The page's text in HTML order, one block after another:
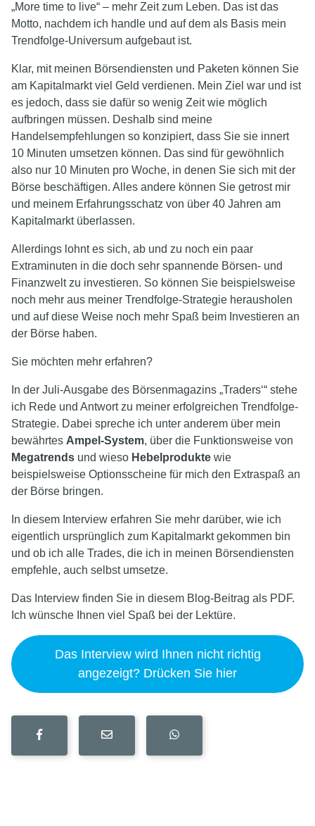
„More time to live“ – mehr Zeit zum Leben. Das ist das
Motto, nachdem ich handle und auf dem als Basis mein
Trendfolge-Universum aufgebaut ist.
Klar, mit meinen Börsendiensten und Paketen können Sie
am Kapitalmarkt viel Geld verdienen. Mein Ziel war und ist
es jedoch, dass sie dafür so wenig Zeit wie möglich
aufbringen müssen. Deshalb sind meine
Handelsempfehlungen so konzipiert, dass Sie sie innert
10 Minuten umsetzen können. Das sind für gewöhnlich
also nur 10 Minuten pro Woche, in denen Sie sich mit der
Börse beschäftigen. Alles andere können Sie getrost mir
und meinem Erfahrungsschatz von über 40 Jahren am
Kapitalmarkt überlassen.
Allerdings lohnt es sich, ab und zu noch ein paar
Extraminuten in die doch sehr spannende Börsen- und
Finanzwelt zu investieren. So können Sie beispielsweise
noch mehr aus meiner Trendfolge-Strategie herausholen
und auf diese Weise noch mehr Spaß beim Investieren an
der Börse haben.
Sie möchten mehr erfahren?
In der Juli-Ausgabe des Börsenmagazins „Traders‘“ stehe
ich Rede und Antwort zu meiner erfolgreichen Trendfolge-
Strategie. Dabei spreche ich unter anderem über mein
bewährtes Ampel-System, über die Funktionsweise von
Megatrends und wieso Hebelprodukte wie
beispielsweise Optionsscheine für mich den Extraspaß an
der Börse bringen.
In diesem Interview erfahren Sie mehr darüber, wie ich
eigentlich ursprünglich zum Kapitalmarkt gekommen bin
und ob ich alle Trades, die ich in meinen Börsendiensten
empfehle, auch selbst umsetze.
Das Interview finden Sie in diesem Blog-Beitrag als PDF.
Ich wünsche Ihnen viel Spaß bei der Lektüre.
Das Interview wird Ihnen nicht richtig
angezeigt? Drücken Sie hier